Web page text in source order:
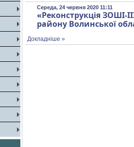
Середа, 24 червня 2020 11:11
«Реконструкція ЗОШІ-
району Волинської
Докладніше »